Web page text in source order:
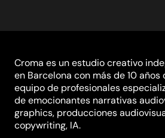
Croma es un estudio creativo
en Barcelona con más de 10
equipo de profesionales
de emocionantes narrativas
graphics, producciones
copywriting, IA.